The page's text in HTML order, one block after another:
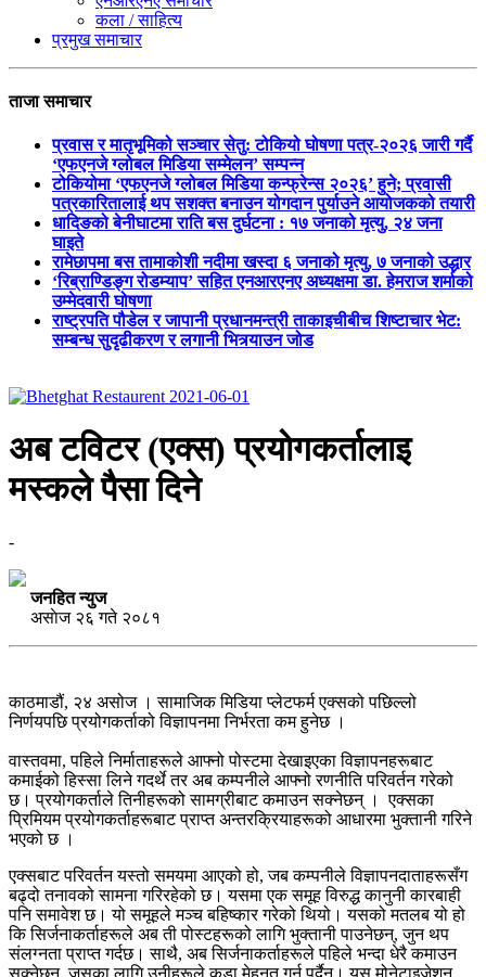
कला / साहित्य
प्रमुख समाचार
ताजा समाचार
प्रवास र मातृभूमिको सञ्चार सेतु: टोकियो घोषणा पत्र-२०२६ जारी गर्दै
‘एफएनजे ग्लोबल मिडिया सम्मेलन’ सम्पन्न
टोकियोमा ‘एफएनजे ग्लोबल मिडिया कन्फ्रेन्स २०२६’ हुने; प्रवासी
पत्रकारितालाई थप सशक्त बनाउन योगदान पुर्याउने आयोजकको तयारी
धादिङको बेनीघाटमा राति बस दुर्घटना : १७ जनाको मृत्यु, २४ जना
घाइते
रामेछापमा बस तामाकोशी नदीमा खस्दा ६ जनाको मृत्यु, ७ जनाको उद्धार
‘रिब्राण्डिङ्ग रोडम्याप’ सहित एनआरएनए अध्यक्षमा डा. हेमराज शर्माको
उम्मेदवारी घोषणा
राष्ट्रपति पौडेल र जापानी प्रधानमन्त्री ताकाइचीबीच शिष्टाचार भेट:
सम्बन्ध सुदृढीकरण र लगानी भित्र्याउन जोड
अब टविटर (एक्स) प्रयाेगकर्तालाइ
मस्कले पैसा दिने
-
जनहित न्युज
असाेज २६ गते २०८१
काठमाडौं, २४ असोज । सामाजिक मिडिया प्लेटफर्म एक्सको पछिल्लो
निर्णयपछि प्रयोगकर्ताको विज्ञापनमा निर्भरता कम हुनेछ ।
वास्तवमा, पहिले निर्माताहरूले आफ्नो पोस्टमा देखाइएका विज्ञापनहरूबाट
कमाईको हिस्सा लिने गदर्थे तर अब कम्पनीले आफ्नो रणनीति परिवर्तन गरेको
छ। प्रयोगकर्ताले तिनीहरूको सामग्रीबाट कमाउन सक्नेछन् । एक्सका
प्रिमियम प्रयोगकर्ताहरूबाट प्राप्त अन्तरक्रियाहरूको आधारमा भुक्तानी गरिने
भएको छ ।
एक्सबाट परिवर्तन यस्तो समयमा आएको हो, जब कम्पनीले विज्ञापनदाताहरूसँग
बढ्दो तनावको सामना गरिरहेको छ। यसमा एक समूह विरुद्ध कानुनी कारबाही
पनि समावेश छ। यो समूहले मञ्च बहिष्कार गरेको थियो। यसको मतलब यो हो
कि सिर्जनाकर्ताहरूले अब ती पोस्टहरूको लागि भुक्तानी पाउनेछन्, जुन थप
संलग्नता प्राप्त गर्दछ। साथै, अब सिर्जनाकर्ताहरूले पहिले भन्दा धेरै कमाउन